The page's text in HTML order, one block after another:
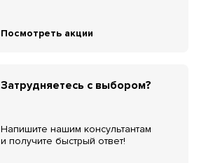
Посмотреть акции
Затрудняетесь с выбором?
Напишите нашим консультантам
и получите быстрый ответ!